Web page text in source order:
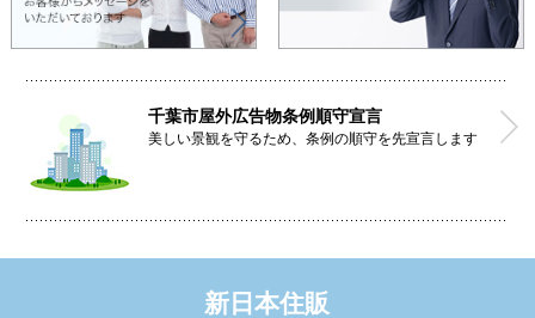
千葉市屋外広告物条例順守宣言
美しい景観を守るため、条例の順守を先宣言します
新日本住販